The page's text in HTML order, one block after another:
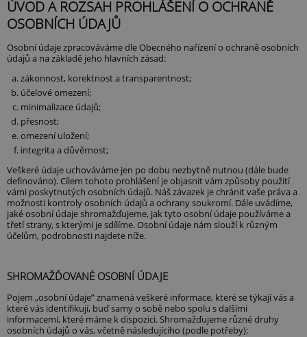
ÚVOD A ROZSAH PROHLÁŠENÍ O OCHRANĚ
OSOBNÍCH ÚDAJŮ
Osobní údaje zpracováváme dle Obecného nařízení o ochraně osobních
údajů a na základě jeho hlavních zásad:
zákonnost, korektnost a transparentnost;
účelové omezení;
minimalizace údajů;
přesnost;
omezení uložení;
integrita a důvěrnost;
Veškeré údaje uchováváme jen po dobu nezbytně nutnou (dále bude
definováno). Cílem tohoto prohlášení je objasnit vám způsoby použití
vámi poskytnutých osobních údajů. Náš závazek je chránit vaše práva a
možnosti kontroly osobních údajů a ochrany soukromí. Dále uvádíme,
jaké osobní údaje shromažďujeme, jak tyto osobní údaje používáme a
třetí strany, s kterými je sdílíme. Osobní údaje nám slouží k různým
účelům, podrobnosti najdete níže.
SHROMAŽĎOVANÉ OSOBNÍ ÚDAJE
Pojem „osobní údaje” znamená veškeré informace, které se týkají vás a
které vás identifikují, buď samy o sobě nebo spolu s dalšími
informacemi, které máme k dispozici. Shromažďujeme různé druhy
osobních údajů o vás, včetně následujícího (podle potřeby):
PARTNERSKÁ HŘIŠTĚ
PRO HRÁČE
HŘIŠTĚ - PŘEHLED JAMEK A PROVOZNÍ ŘÁD
WEBKAMERA
GALERIE
AKTUALITY
PRO OSTATNÍ
BISTRO
OBCHOD
KONTAKT
OSOBNÍ ÚDAJE A JEJICH OCHRANA
COOKIES